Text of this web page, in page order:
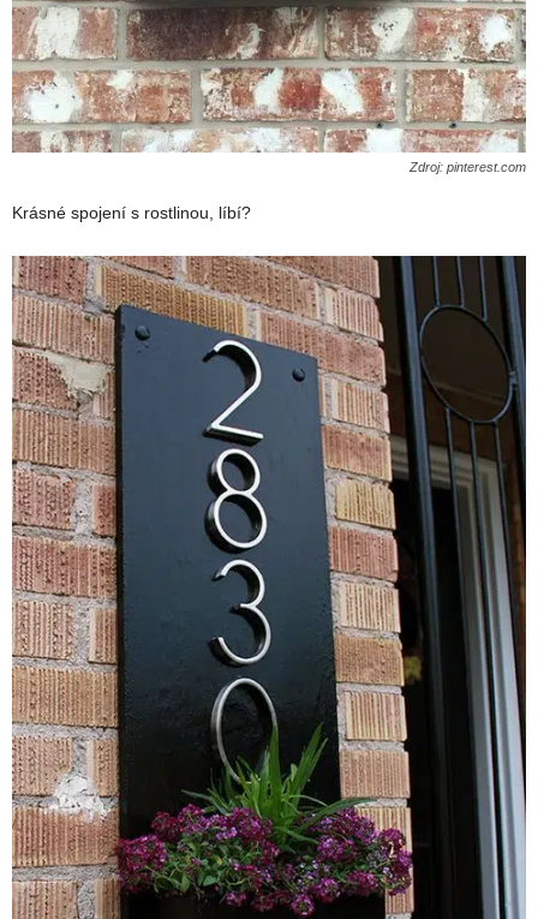
Zdroj: pinterest.com
Krásné spojení s rostlinou, líbí?